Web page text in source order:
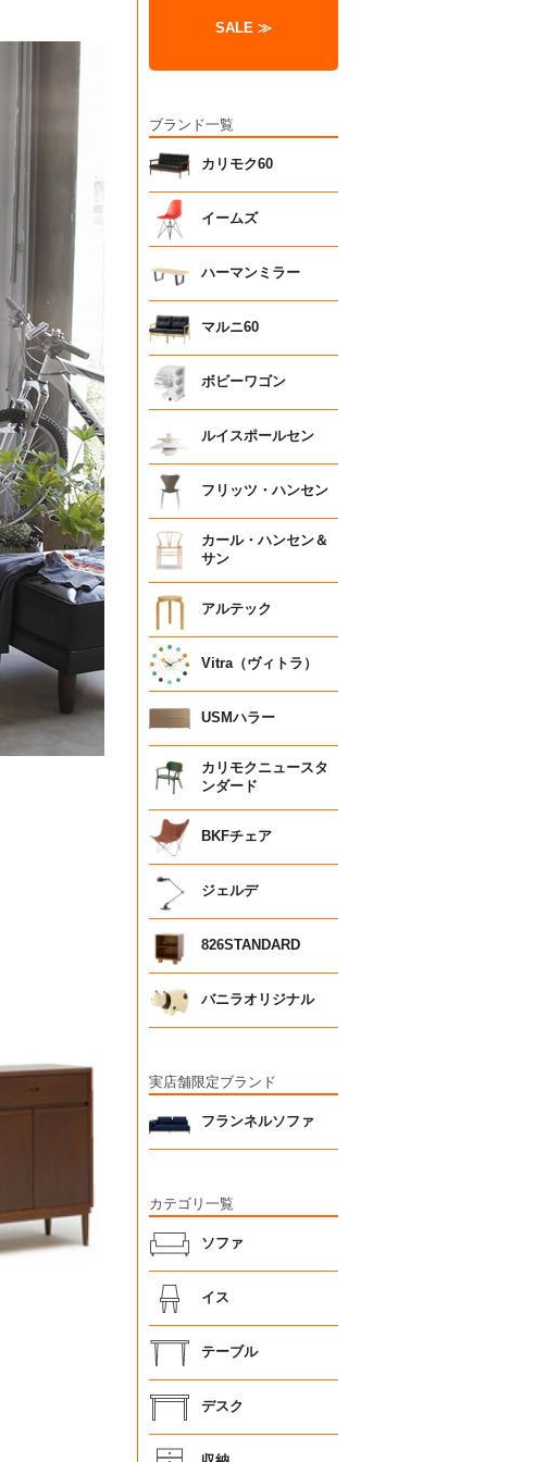
SALE ≫
ブランド一覧
カリモク60
イームズ
ハーマンミラー
マルニ60
ボビーワゴン
ルイスポールセン
フリッツ・ハンセン
カール・ハンセン＆
サン
アルテック
Vitra（ヴィトラ）
USMハラー
カリモクニュースタ
ンダード
BKFチェア
ジェルデ
826STANDARD
バニラオリジナル
実店舗限定ブランド
フランネルソファ
カテゴリ一覧
ソファ
イス
テーブル
デスク